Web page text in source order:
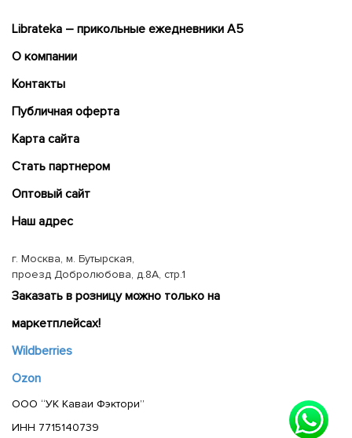
Librateka – прикольные ежедневники А5
О компании
Контакты
Публичная оферта
Карта сайта
Cтать партнером
Оптовый сайт
Наш адрес
г. Москва, м. Бутырская,
проезд Добролюбова, д.8А, стр.1
Заказать в розницу можно только на
маркетплейсах!
Wildberries
Ozon
ООО “УК Каваи Фэктори”
ИНН 7715140739